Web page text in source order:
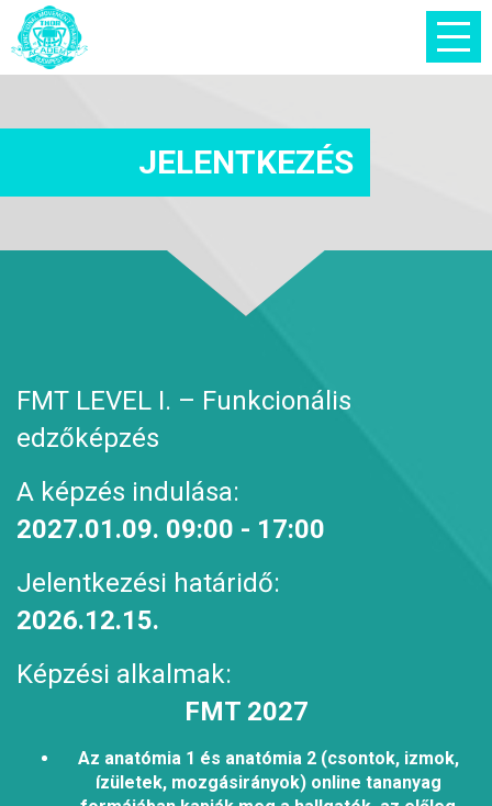
JELENTKEZÉS
FMT LEVEL I. – Funkcionális
edzőképzés
A képzés indulása:
2027.01.09. 09:00 - 17:00
Jelentkezési határidő:
2026.12.15.
Képzési alkalmak:
FMT 2027
Az anatómia 1 és anatómia 2 (csontok, izmok,
ízületek, mozgásirányok) online tananyag